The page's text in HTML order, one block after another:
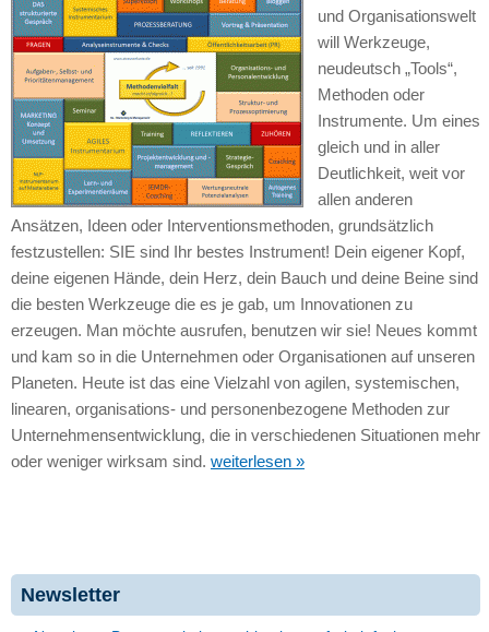
und Organisationswelt
will Werkzeuge,
neudeutsch „Tools“,
Methoden oder
Instrumente. Um eines
gleich und in aller
Deutlichkeit, weit vor
allen anderen
Ansätzen, Ideen oder Interventionsmethoden, grundsätzlich
festzustellen: SIE sind Ihr bestes Instrument! Dein eigener Kopf,
deine eigenen Hände, dein Herz, dein Bauch und deine Beine sind
die besten Werkzeuge die es je gab, um Innovationen zu
erzeugen. Man möchte ausrufen, benutzen wir sie! Neues kommt
und kam so in die Unternehmen oder Organisationen auf unseren
Planeten. Heute ist das eine Vielzahl von agilen, systemischen,
linearen, organisations- und personenbezogene Methoden zur
Unternehmensentwicklung, die in verschiedenen Situationen mehr
oder weniger wirksam sind. weiterlesen »
Newsletter